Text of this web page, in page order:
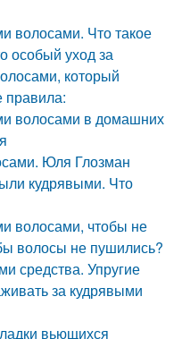
волосами. Что такое
особый уход за
который
правила:
волосами в домашних
Юля Глозман
кудрявыми. Что
волосами, чтобы не
волосы не пушились?
средства. Упругие
за кудрявыми
вьющихся